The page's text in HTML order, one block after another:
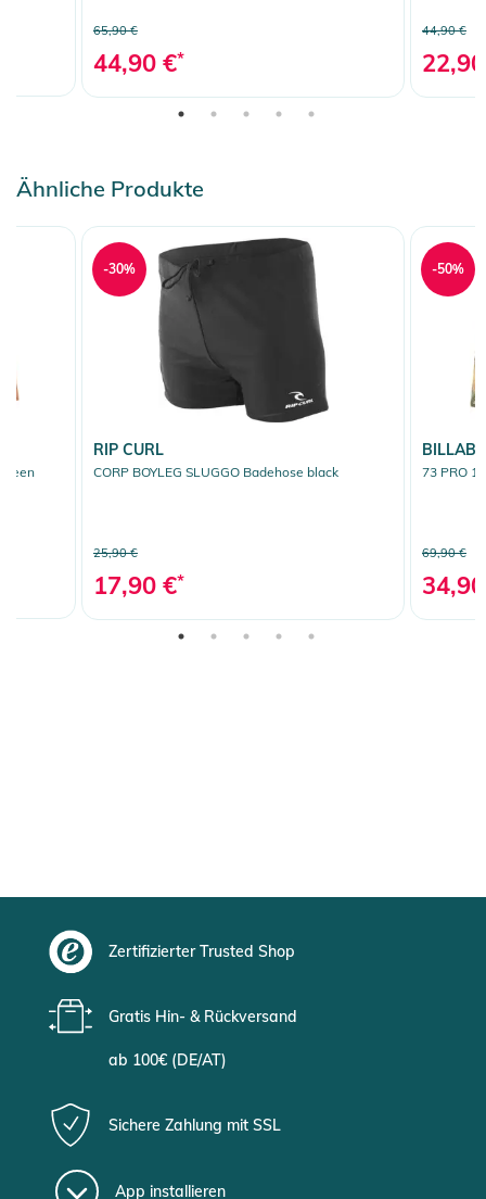
65,90 €
44,90 €*
44,90 €
Ähnliche Produkte
RIP CURL
CORP BOYLEG SLUGGO Badehose black
25,90 €
17,90 €*
-30%
73 PRO
69,90 €
-50%
Zertifizierter Trusted Shop
Gratis Hin- & Rückversand
ab 100€ (DE/AT)
Sichere Zahlung mit SSL
App installieren